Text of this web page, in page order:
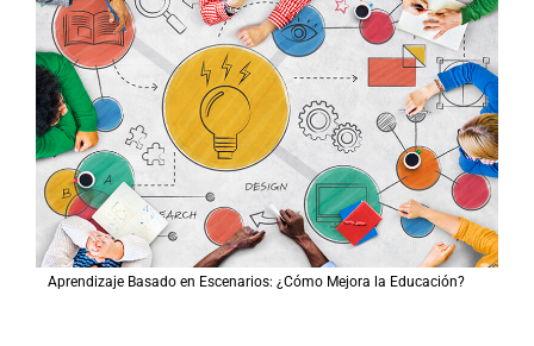
Aprendizaje Basado en Escenarios: ¿Cómo Mejora la Educación?